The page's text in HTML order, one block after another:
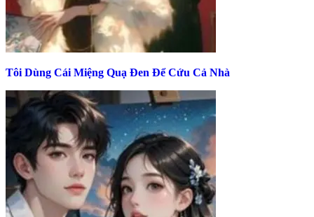
Tôi Dùng Cái Miệng Quạ Đen Để Cứu Cả Nhà